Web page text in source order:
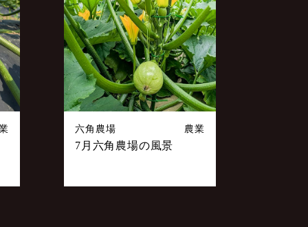
六角農場 農業
7月六角農場の風景